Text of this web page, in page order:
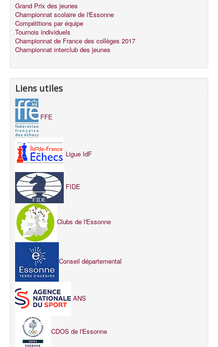
Grand Prix des jeunes
Championnat scolaire de l'Essonne
Compétitions par équipe
Tournois individuels
Championnat de France des collèges 2017
Championnat interclub des jeunes
Liens utiles
FFE
Ligue IdF
FIDE
Clubs de l'Essonne
Conseil départemental
ANS
CDOS de l'Essonne